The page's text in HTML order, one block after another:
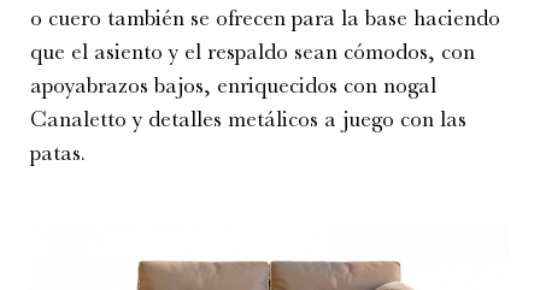
o cuero también se ofrecen para la base haciendo
que el asiento y el respaldo sean cómodos, con
apoyabrazos bajos, enriquecidos con nogal
Canaletto y detalles metálicos a juego con las
patas.